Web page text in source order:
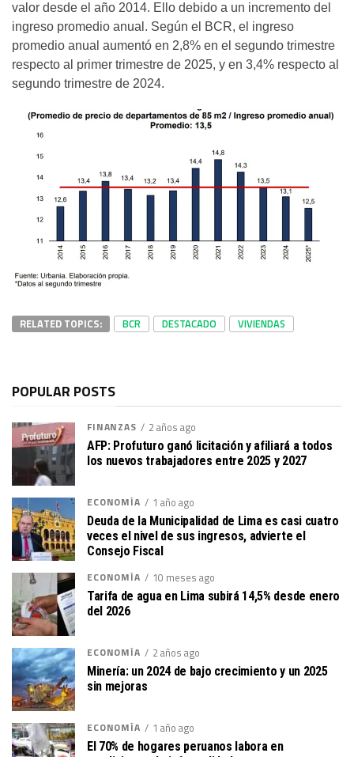
valor desde el año 2014. Ello debido a un incremento del
ingreso promedio anual. Según el BCR, el ingreso
promedio anual aumentó en 2,8% en el segundo trimestre
respecto al primer trimestre de 2025, y en 3,4% respecto al
segundo trimestre de 2024.
RELATED TOPICS: BCR DESTACADO VIVIENDAS
POPULAR POSTS
FINANZAS 2 años ago
AFP: Profuturo ganó licitación y afiliará a todos
los nuevos trabajadores entre 2025 y 2027
ECONOMÍA 1 año ago
Deuda de la Municipalidad de Lima es casi cuatro
veces el nivel de sus ingresos, advierte el
Consejo Fiscal
ECONOMÍA
10 meses ago
Tarifa de agua en Lima subirá 14,5% desde enero
del 2026
ECONOMÍA 2 años ago
Minería: un 2024 de bajo crecimiento y un 2025
sin mejoras
ECONOMÍA 1 año ago
El 70% de hogares peruanos labora en